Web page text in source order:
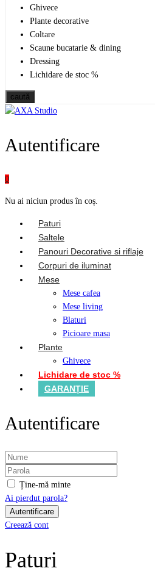
Ghivece
Plante decorative
Coltare
Scaune bucatarie & dining
Dressing
Lichidare de stoc %
caută
Autentificare
0
Nu ai niciun produs în coș.
Paturi
Saltele
Panouri Decorative si riflaje
Corpuri de iluminat
Mese
Mese cafea
Mese living
Blaturi
Picioare masa
Plante
Ghivece
Lichidare de stoc %
GARANȚIE
Autentificare
Ține-mă minte
Ai pierdut parola?
Creează cont
Paturi